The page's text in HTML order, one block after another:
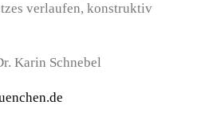
verlaufen, konstruktiv
Karin Schnebel